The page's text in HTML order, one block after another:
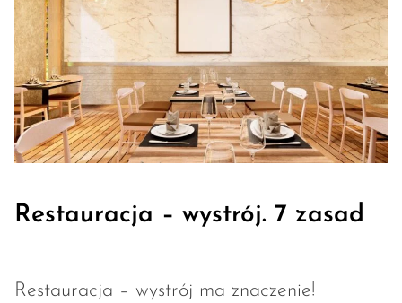
Restauracja – wystrój. 7 zasad
Restauracja – wystrój ma znaczenie!